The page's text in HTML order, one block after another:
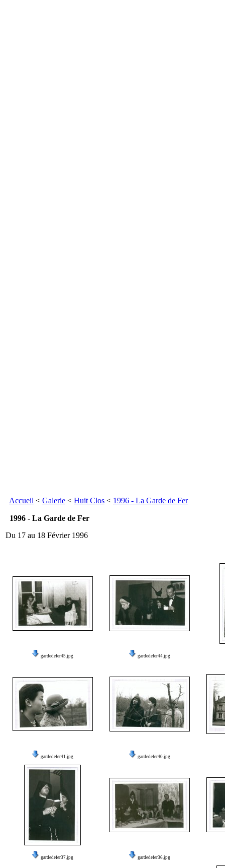
Accueil < Galerie < Huit Clos < 1996 - La Garde de Fer
1996 - La Garde de Fer
Du 17 au 18 Février 1996
gardedefer45.jpg gardedefer44.jpg
gardedefer41.jpg gardedefer40.jpg
gardedefer37.jpg gardedefer36.jpg